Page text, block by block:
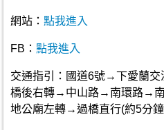
網站： 點我進入
FB： 點我進入
交通指引：國道6號→下愛蘭
橋後右轉→中山路→南環路→
地公廟左轉→過橋直行(約5分